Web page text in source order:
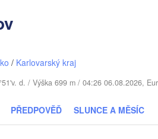
/ Karlovarský kraj
d. / Výška 699 m / 04:26 06.08.2026,
PŘEDPOVĚĎ SLUNCE A MĚSÍC
LITVA